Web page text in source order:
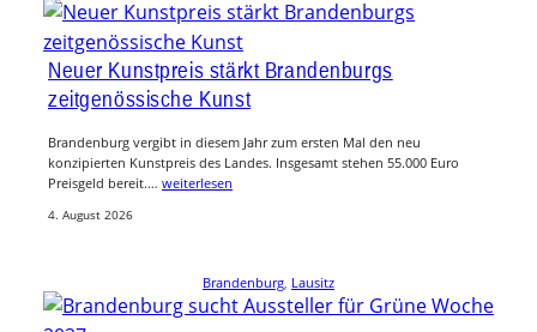
Neuer Kunstpreis stärkt Brandenburgs
zeitgenössische Kunst
Brandenburg vergibt in diesem Jahr zum ersten Mal den neu
konzipierten Kunstpreis des Landes. Insgesamt stehen 55.000 Euro
Preisgeld bereit.… weiterlesen
4. August 2026
Brandenburg Lausitz